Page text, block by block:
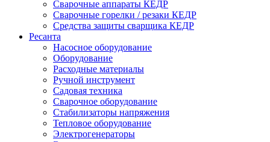
Сварочные аппараты КЕДР
Сварочные горелки / резаки КЕДР
Средства защиты сварщика КЕДР
Ресанта
Насосное оборудование
Оборудование
Расходные материалы
Ручной инструмент
Садовая техника
Сварочное оборудование
Стабилизаторы напряжения
Тепловое оборудование
Электрогенераторы